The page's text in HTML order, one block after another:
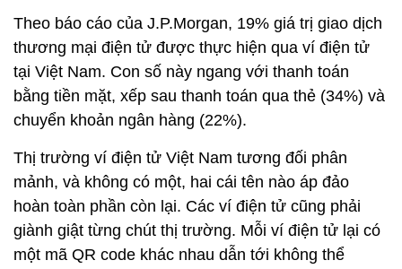
Theo báo cáo của J.P.Morgan, 19% giá trị giao dịch
thương mại điện tử được thực hiện qua ví điện tử
tại Việt Nam. Con số này ngang với thanh toán
bằng tiền mặt, xếp sau thanh toán qua thẻ (34%) và
chuyển khoản ngân hàng (22%).
Thị trường ví điện tử Việt Nam tương đối phân
mảnh, và không có một, hai cái tên nào áp đảo
hoàn toàn phần còn lại. Các ví điện tử cũng phải
giành giật từng chút thị trường. Mỗi ví điện tử lại có
một mã QR code khác nhau dẫn tới không thể